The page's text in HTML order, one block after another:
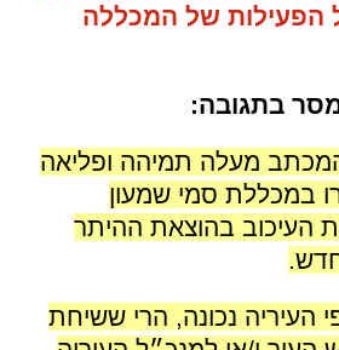
הפעילות של המכללה
בתגובה:
מעלה תמיהה ופליאה
במכללת סמי שמעון
העיכוב בהוצאת ההיתר
העיריה נכונה, הרי ששיחת